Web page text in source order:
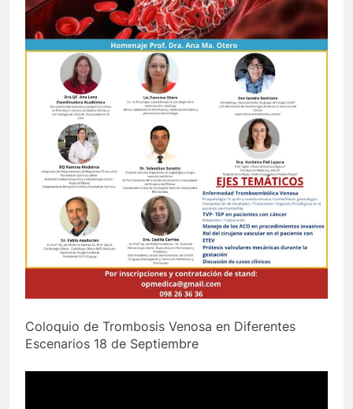
Coloquio de Trombosis Venosa en Diferentes
Escenarios 18 de Septiembre